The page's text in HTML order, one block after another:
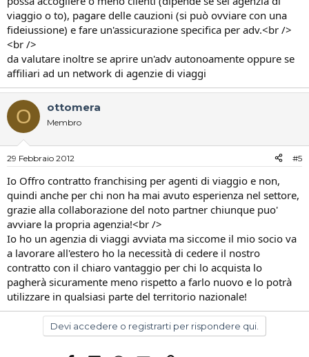
viaggio o to), pagare delle cauzioni (si può ovviare con una
fideiussione) e fare un'assicurazione specifica per adv.<br />
<br />
da valutare inoltre se aprire un'adv autonoamente oppure se
affiliari ad un network di agenzie di viaggi
O ottomera
Membro
29 Febbraio 2012 #5
Io Offro contratto franchising per agenti di viaggio e non,
quindi anche per chi non ha mai avuto esperienza nel settore,
grazie alla collaborazione del noto partner chiunque puo'
avviare la propria agenzia!<br />
Io ho un agenzia di viaggi avviata ma siccome il mio socio va
a lavorare all'estero ho la necessità di cedere il nostro
contratto con il chiaro vantaggio per chi lo acquista lo
pagherà sicuramente meno rispetto a farlo nuovo e lo potrà
utilizzare in qualsiasi parte del territorio nazionale!
Devi accedere o registrarti per rispondere qui.